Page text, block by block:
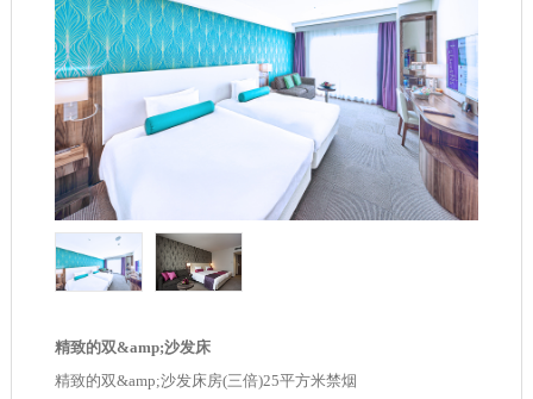
精致的双&amp;沙发床
精致的双&amp;沙发床房(三倍)25平方米禁烟